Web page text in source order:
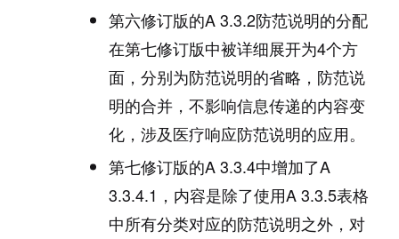
第六修订版的A 3.3.2防范说明的分配
在第七修订版中被详细展开为4个方
面，分别为防范说明的省略，防范说
明的合并，不影响信息传递的内容变
化，涉及医疗响应防范说明的应用。
第七修订版的A 3.3.4中增加了A
3.3.4.1，内容是除了使用A 3.3.5表格
中所有分类对应的防范说明之外，对